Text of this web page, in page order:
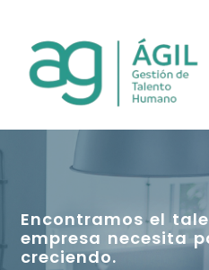
Encontramos el
empresa necesita
creciendo.